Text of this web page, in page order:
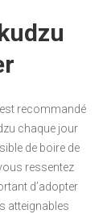
recommandé
chaque jour
de boire de
ressentez
d’adopter
atteignables